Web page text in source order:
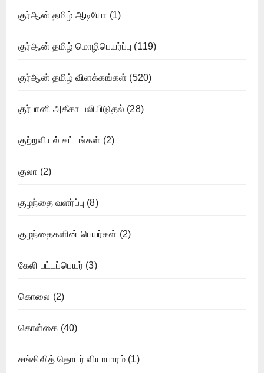
குர்ஆன் தமிழ் ஆடியோ (1)
குர்ஆன் தமிழ் மொழிபெயர்ப்பு (119)
குர்ஆன் தமிழ் விளக்கங்கள் (520)
குர்பானி அகீகா பலியிடுதல் (28)
குற்றவியல் சட்டங்கள் (2)
குலா (2)
குழந்தை வளர்ப்பு (8)
குழந்தைகளின் பெயர்கள் (2)
கேலி பட்டப்பெயர் (3)
கொலை (2)
கொள்கை (40)
சங்கிலித் தொடர் வியாபாரம் (1)